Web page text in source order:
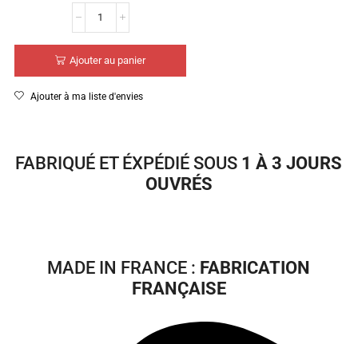
Ajouter au panier
Ajouter à ma liste d'envies
FABRIQUÉ ET ÉXPÉDIÉ SOUS 1 À 3 JOURS
OUVRÉS
MADE IN FRANCE : FABRICATION
FRANÇAISE